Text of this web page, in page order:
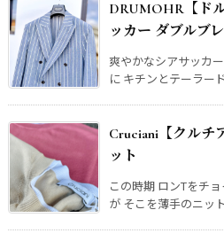
DRUMOHR【ド
ッカー ダブルブ
爽やかなシアサッカ
に キチンとテーラー
Cruciani【クルチ
ット
この時期 ロンTをチ
が そこを薄手のニッ